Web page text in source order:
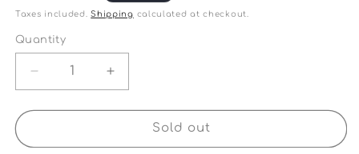
price
Taxes included.Shipping calculated at checkout.
Quantity
Quantity
Decrease
quantity
for
Wandbord
Increase
quantity
for
Vintage
Wandbord
Sold out